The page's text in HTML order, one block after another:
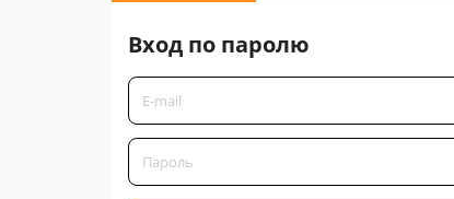
Вход по паролю